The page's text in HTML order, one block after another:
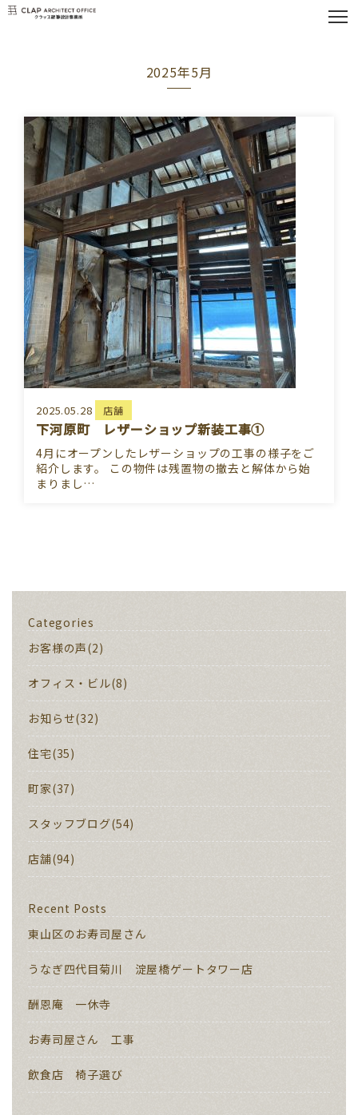
2025年5月
2025.05.28 店舗
下河原町 レザーショップ新装工事①
4月にオープンしたレザーショップの工事の様子をご
紹介します。 この物件は残置物の撤去と解体から始
まりまし…
Categories
お客様の声(2)
オフィス・ビル(8)
お知らせ(32)
住宅(35)
町家(37)
スタッフブログ(54)
店舗(94)
Recent Posts
東山区のお寿司屋さん
うなぎ四代目菊川 淀屋橋ゲートタワー店
酬恩庵 一休寺
お寿司屋さん 工事
飲食店 椅子選び